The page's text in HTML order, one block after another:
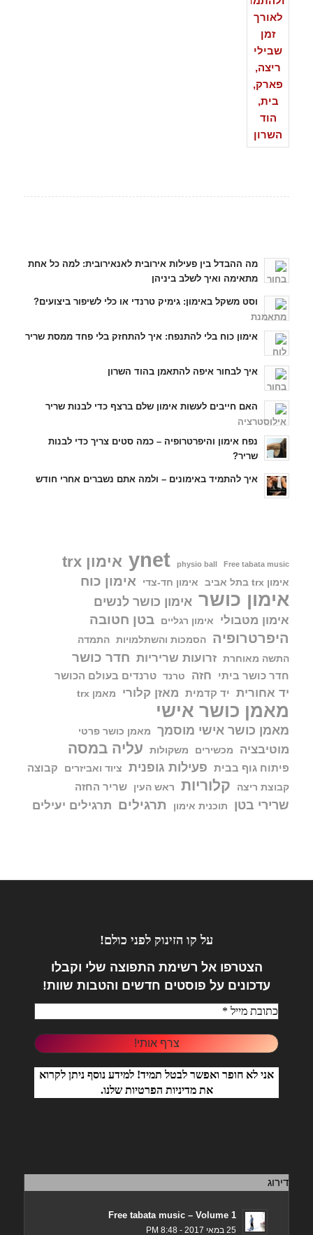
מה ההבדל בין פעילות אירובית לאנאירובית: למה כל אחת
מתאימה ואיך לשלב ביניהן
וסט משקל באימון: גימיק טרנדי או כלי לשיפור ביצועים?
אימון כוח בלי להתנפח: איך להתחזק בלי פחד ממסת שריר
איך לבחור איפה להתאמן בהוד השרון
האם חייבים לעשות אימון שלם ברצף כדי לבנות שריר
נפח אימון והיפרטרופיה – כמה סטים צריך כדי לבנות
שריר?
איך להתמיד באימונים – ולמה אתם נשברים אחרי חודש
Free tabata music
physio ball
ynet אימון trx
אימון trx בתל אביב אימון חד-צדי אימון כוח
אימון כושר אימון כושר לנשים
אימון מטבולי אימון רגליים
בטן חטובה
היפרטרופיה
הסמכות והשתלמויות
התמדה
התשה מאוחרת
זרועות שריריות חדר כושר
חדר כושר ביתי חזה טרנד טרנדים בעולם הכושר
יד אחורית יד קדמית מאזן קלורי מאמן trx
מאמן כושר אישי
מאמן כושר אישי מוסמך מאמן כושר פרטי
מוטיבציה מכשירים משקולות עליה במסה
פיתוח גוף בבית פעילות גופנית ציוד ואביזרים קבוצה
קבוצת ריצה קלוריות ראש העין שריר החזה
שרירי בטן תוכנית אימון תרגילים תרגילים יעילים
על קו הזינוק לפני כולם!
הצטרפו אל רשימת התפוצה שלי וקבלו
עדכונים על פוסטים חדשים והטבות שוות!
אני לא חופר ואפשר לבטל תמיד! למידע נוסף ניתן לקרוא
אתמדיניות הפרטיותשלנו.
דירוג
Free tabata music – Volume 1
25 במאי 2017 - 8:48 PM